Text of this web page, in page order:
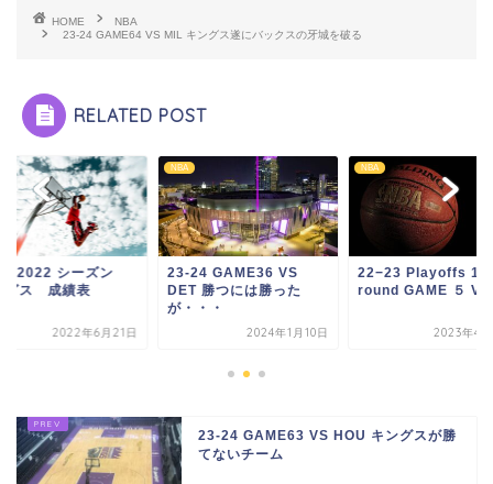
HOME
NBA
23-24 GAME64 VS MIL キングス遂にバックスの牙城を破る
RELATED POST
2022 シーズン
グス 成績表
2022年6月21日
NBA
23-24 GAME36 VS
DET 勝つには勝った
が・・・
2024年1月10日
NBA
22−23 Playoffs
round GAME ５ V...
2023年4
23-24 GAME63 VS HOU キングスが勝
てないチーム